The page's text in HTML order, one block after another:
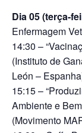
Dia 05 (terça-
Enfermagem
14:30 –
(Instituto de
León –
15:15 –
Ambiente e
(Movimento